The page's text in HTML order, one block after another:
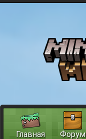
Главная Форум